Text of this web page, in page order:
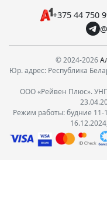
+375 44 750
© 2024-2026
Юр. адрес: Республика
ООО «Рейвен Плюс».
Режим работы: будние 11-